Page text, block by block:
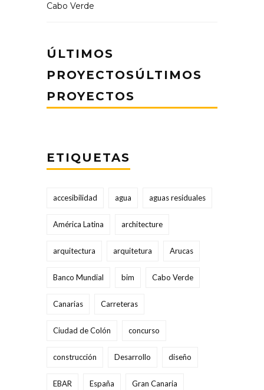
Cabo Verde
ÚLTIMOS
PROYECTOSÚLTIMOS
PROYECTOS
ETIQUETAS
accesibilidad agua aguas residuales
América Latina architecture
arquitectura arquitetura Arucas
Banco Mundial bim Cabo Verde
Canarias Carreteras
Ciudad de Colón concurso
construcción Desarrollo diseño
EBAR España Gran Canaria